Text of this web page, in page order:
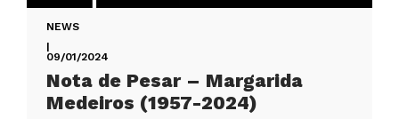
NEWS
|
09/01/2024
Nota de Pesar – Margarida
Medeiros (1957-2024)